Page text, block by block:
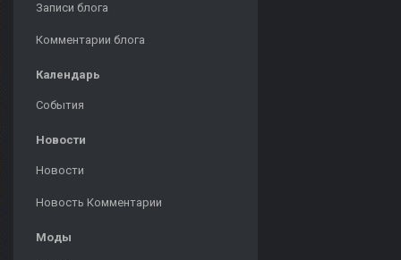
Записи блога
Комментарии блога
Календарь
События
Новости
Новости
Новость Комментарии
Моды